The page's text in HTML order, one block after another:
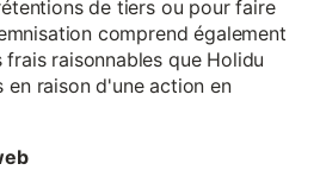
de tiers ou pour faire
comprend également
raisonnables que Holidu
raison d'une action en